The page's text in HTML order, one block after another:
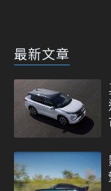
最新文章